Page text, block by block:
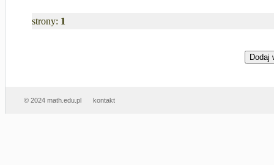
strony: 1
© 2024 math.edu.pl kontakt